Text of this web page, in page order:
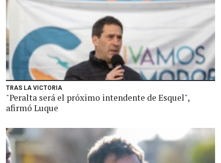
TRAS LA VICTORIA
"Peralta será el próximo intendente de Esquel",
afirmó Luque